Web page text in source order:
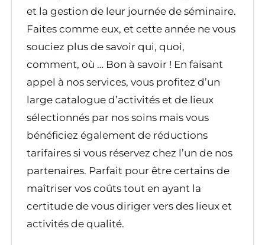
et la gestion de leur journée de séminaire.
Faites comme eux, et cette année ne vous
souciez plus de savoir qui, quoi,
comment, où … Bon à savoir ! En faisant
appel à nos services, vous profitez d’un
large catalogue d’activités et de lieux
sélectionnés par nos soins mais vous
bénéficiez également de réductions
tarifaires si vous réservez chez l’un de nos
partenaires. Parfait pour être certains de
maîtriser vos coûts tout en ayant la
certitude de vous diriger vers des lieux et
activités de qualité.